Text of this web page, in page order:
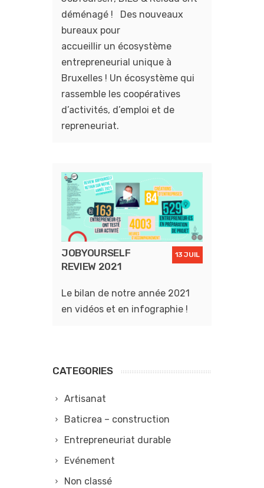
déménagé ! Des nouveaux
bureaux pour
accueillir un écosystème
entrepreneurial unique à
Bruxelles ! Un écosystème qui
rassemble les coopératives
d’activités, d’emploi et de
repreneuriat.
13 JUIL
JOBYOURSELF
REVIEW 2021
Le bilan de notre année 2021
en vidéos et en infographie !
CATEGORIES
Artisanat
Baticrea – construction
Entrepreneuriat durable
Evénement
Non classé